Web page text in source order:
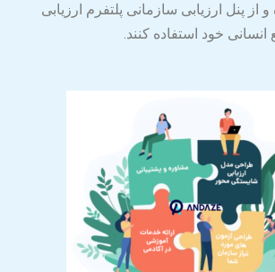
پنل ارزیابی سازمانی پلتفرم ارزیابی
انسانی خود استفاده کنند.